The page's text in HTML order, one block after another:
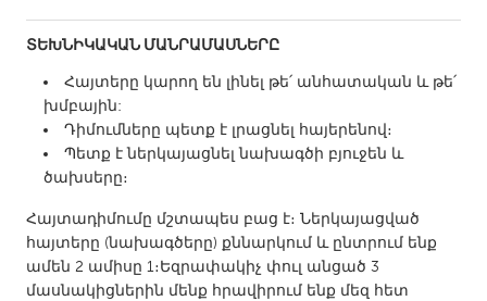
Gloucester, MA
Hamilton-Wenham, MA
Los Angeles, CA
New York City, NY
Newburgh, NY
Newburyport, MA
Oahu, HI
Orlando, FL
Peekskill, NY
Philadelphia, PA
Pittsburgh, PA
Portland, OR
ՏԵԽՆԻԿԱԿԱՆ ՄԱՆՐԱՄԱՍՆԵՐԸ
Հայտերը կարող են լինել թե՛ անհատական և թե՛
խմբային:
Դիմումները պետք է լրացնել հայերենով։
Պետք է ներկայացնել նախագծի բյուջեն և
ծախսերը։
Հայտադիմումը մշտապես բաց է։ Ներկայացված
հայտերը (նախագծերը) քննարկում և ընտրում ենք
ամեն 2 ամիսը 1։Եզրափակիչ փուլ անցած 3
մասնակիցներին մենք հրավիրում ենք մեզ հետ